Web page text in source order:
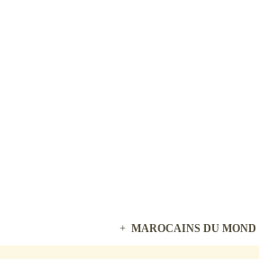
MAROCAINS DU MONDE,